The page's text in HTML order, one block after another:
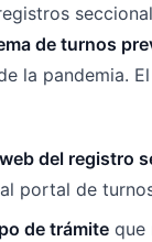
de turnos
la pandemia.
del registro
portal de
de trámite que